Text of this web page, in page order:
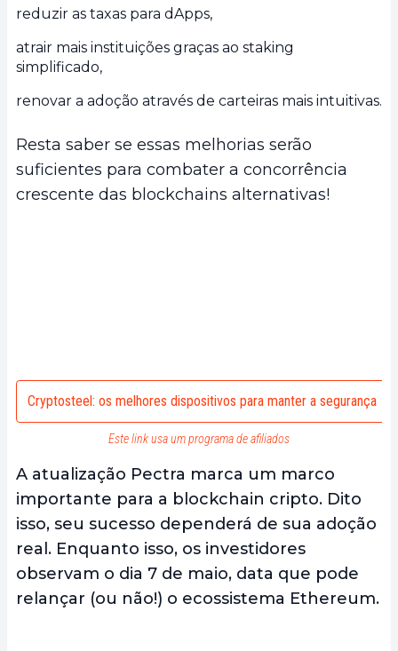
reduzir as taxas para dApps,
atrair mais instituições graças ao staking
simplificado,
renovar a adoção através de carteiras mais intuitivas.
Resta saber se essas melhorias serão
suficientes para combater a concorrência
crescente das blockchains alternativas!
Cryptosteel: os melhores dispositivos para manter a segurança
Este link usa um programa de afiliados
A atualização Pectra marca um marco
importante para a blockchain cripto. Dito
isso, seu sucesso dependerá de sua adoção
real. Enquanto isso, os investidores
observam o dia 7 de maio, data que pode
relançar (ou não!) o ecossistema Ethereum.